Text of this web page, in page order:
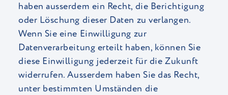
haben ausserdem ein Recht, die Berichtigung
oder Löschung dieser Daten zu verlangen.
Wenn Sie eine Einwilligung zur
Datenverarbeitung erteilt haben, können Sie
diese Einwilligung jederzeit für die Zukunft
widerrufen. Ausserdem haben Sie das Recht,
unter bestimmten Umständen die